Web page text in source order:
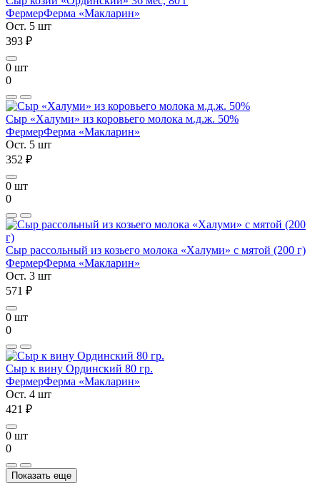
ФермерФерма «Макларин»
Ост. 5 шт
393 ₽
0 шт
0
Сыр «Халуми» из коровьего молока м.д.ж. 50%
ФермерФерма «Макларин»
Ост. 5 шт
352 ₽
0 шт
0
Сыр рассольный из козьего молока «Халуми» с мятой (200 г)
ФермерФерма «Макларин»
Ост. 3 шт
571 ₽
0 шт
0
Сыр к вину Ординский 80 гр.
ФермерФерма «Макларин»
Ост. 4 шт
421 ₽
0 шт
0
Показать еще